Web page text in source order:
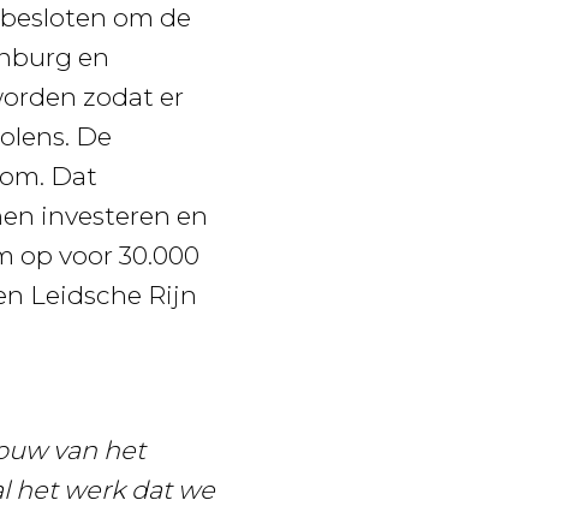
om de
en
zodat er
De
Dat
investeren en
op voor 30.000
Leidsche Rijn
van het
het werk dat we